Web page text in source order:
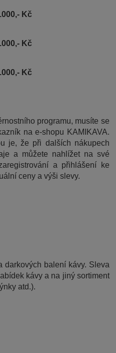
Kč
Kč
Kč
programu, musíte se
na e-shopu KAMIKAVA.
je, že při dalších nákupech
a můžete nahlížet na své
a přihlášení ke
ceny a výši slevy.
darkových balení kávy. Sleva
kávy a na jiný sortiment
atd.).